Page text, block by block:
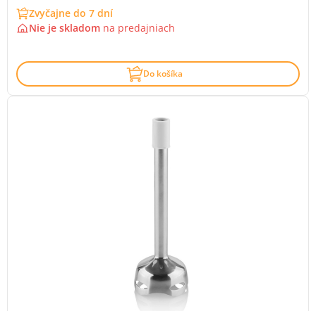
Zvyčajne do 7 dní
Nie je skladom na predajniach
Do košíka